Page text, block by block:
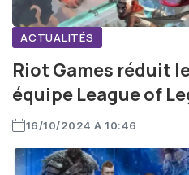
ACTUALITÉS
Riot Games réduit
équipe League of
16/10/2024 À 10:46